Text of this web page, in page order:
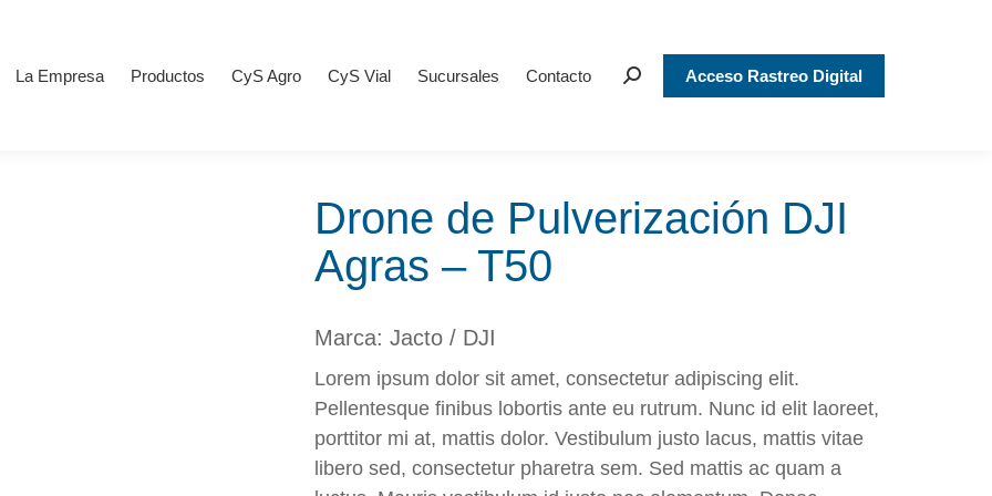
La Empresa Productos CyS Agro CyS Vial Sucursales Contacto Search:Acceso Rastreo Digital
Drone de Pulverización DJI
Agras – T50
Marca: Jacto / DJI
Lorem ipsum dolor sit amet, consectetur adipiscing elit.
Pellentesque finibus lobortis ante eu rutrum. Nunc id elit laoreet,
porttitor mi at, mattis dolor. Vestibulum justo lacus, mattis vitae
libero sed, consectetur pharetra sem. Sed mattis ac quam a